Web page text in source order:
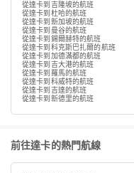
從達卡到吉隆坡的航班
從達卡到杜哈的航班
從達卡到新加坡的航班
從達卡到曼谷的航班
從達卡到錫爾赫特的航班
從達卡到科克斯巴扎爾的航班
從達卡到加德滿都的航班
從達卡到吉大港的航班
從達卡到羅馬的航班
從達卡到科威特的航班
從達卡到吉達的航班
從達卡到新德里的航班
前往達卡的熱門航線